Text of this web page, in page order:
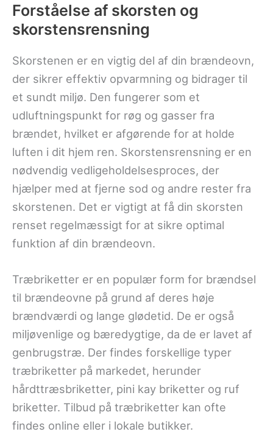
Forståelse af skorsten og
skorstensrensning
Skorstenen er en vigtig del af din brændeovn,
der sikrer effektiv opvarmning og bidrager til
et sundt miljø. Den fungerer som et
udluftningspunkt for røg og gasser fra
brændet, hvilket er afgørende for at holde
luften i dit hjem ren. Skorstensrensning er en
nødvendig vedligeholdelsesproces, der
hjælper med at fjerne sod og andre rester fra
skorstenen. Det er vigtigt at få din skorsten
renset regelmæssigt for at sikre optimal
funktion af din brændeovn.
Træbriketter er en populær form for brændsel
til brændeovne på grund af deres høje
brændværdi og lange glødetid. De er også
miljøvenlige og bæredygtige, da de er lavet af
genbrugstræ. Der findes forskellige typer
træbriketter på markedet, herunder
hårdttræsbriketter, pini kay briketter og ruf
briketter. Tilbud på træbriketter kan ofte
findes online eller i lokale butikker.